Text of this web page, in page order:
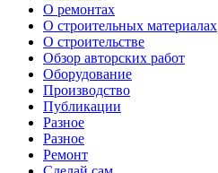
О ремонтах
О строительных материалах
О строительстве
Обзор авторских работ
Оборудование
Производство
Публикации
Разное
Разное
Ремонт